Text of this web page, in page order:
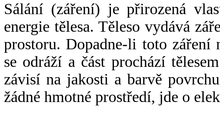
Sálání (záření) je přirozená
energie tělesa. Těleso vydává
prostoru. Dopadne-li toto záření
se odráží a část prochází
závisí na jakosti a barvě
žádné hmotné prostředí, jde o